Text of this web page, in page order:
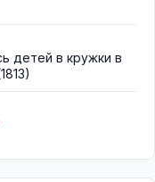
детей в кружки в